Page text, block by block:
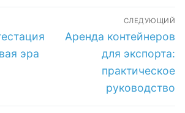
эра
СЛЕДУЮЩИЙ
Следующая
Аренда контейнеров
для экспорта:
практическое
руководство